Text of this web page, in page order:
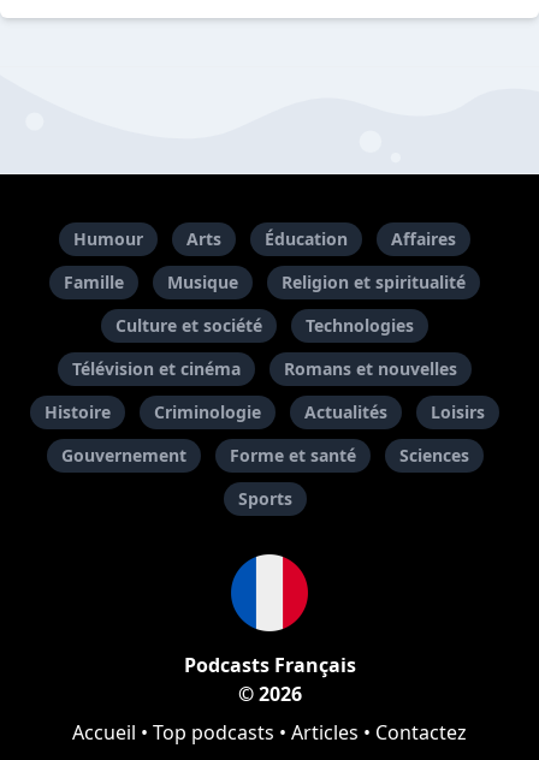
Humour Arts Éducation
Affaires
Famille
Musique
Religion et spiritualité
Culture et société
Technologies
Télévision et cinéma
Romans et nouvelles
Histoire
Criminologie Actualités
Loisirs
Gouvernement
Forme et santé
Sciences
Sports
Podcasts Français
© 2026
Accueil • Top podcasts • Articles • Contactez